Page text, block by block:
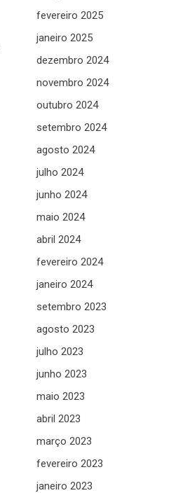
fevereiro 2025
janeiro 2025
dezembro 2024
novembro 2024
outubro 2024
setembro 2024
agosto 2024
julho 2024
junho 2024
maio 2024
abril 2024
fevereiro 2024
janeiro 2024
setembro 2023
agosto 2023
julho 2023
junho 2023
maio 2023
abril 2023
março 2023
fevereiro 2023
janeiro 2023